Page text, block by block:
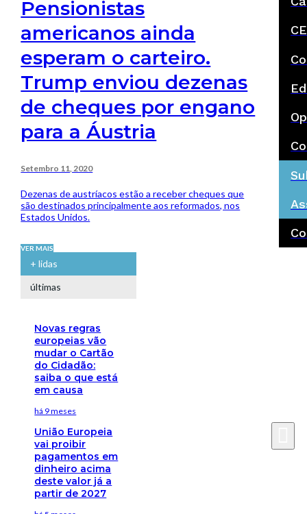
Pensionistas
americanos ainda
esperam o carteiro.
Trump enviou dezenas
de cheques por engano
para a Áustria
Setembro 11, 2020
Dezenas de austríacos estão a receber cheques que
são destinados principalmente aos reformados, nos
Estados Unidos.
VER MAIS
+ lidas
últimas
Novas regras
europeias vão
mudar o Cartão
do Cidadão:
saiba o que está
em causa
há 9 meses
União Europeia
vai proibir
pagamentos em
dinheiro acima
deste valor já a
partir de 2027